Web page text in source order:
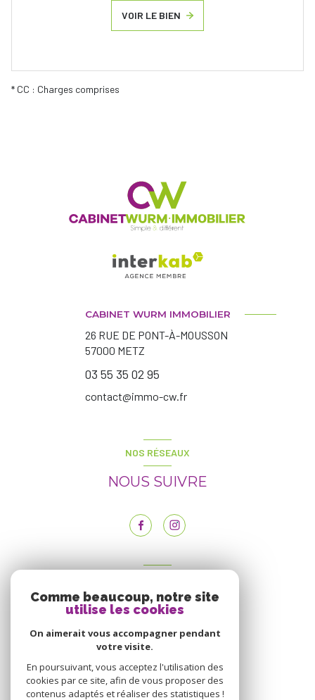
VOIR LE BIEN
* CC : Charges comprises
CABINET WURM IMMOBILIER
26 RUE DE PONT-À-MOUSSON
57000 METZ
03 55 35 02 95
contact@immo-cw.fr
NOS RÉSEAUX
NOUS SUIVRE
NOUS ADHÉRONS
Comme beaucoup, notre site
utilise les cookies
On aimerait vous accompagner pendant
votre visite.
En poursuivant, vous acceptez l'utilisation des
cookies par ce site, afin de vous proposer des
contenus adaptés et réaliser des statistiques !